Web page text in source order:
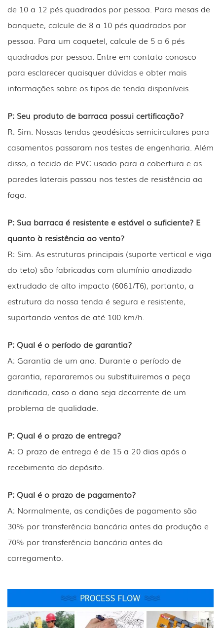
de 10 a 12 pés quadrados por pessoa. Para mesas de
banquete, calcule de 8 a 10 pés quadrados por
pessoa. Para um coquetel, calcule de 5 a 6 pés
quadrados por pessoa. Entre em contato conosco
para esclarecer quaisquer dúvidas e obter mais
informações sobre os tipos de tenda disponíveis.
P: Seu produto de barraca possui certificação?
R: Sim. Nossas tendas geodésicas semicirculares para
casamentos passaram nos testes de engenharia. Além
disso, o tecido de PVC usado para a cobertura e as
paredes laterais passou nos testes de resistência ao
fogo.
P: Sua barraca é resistente e estável o suficiente? E
quanto à resistência ao vento?
R: Sim. As estruturas principais (suporte vertical e viga
do teto) são fabricadas com alumínio anodizado
extrudado de alto impacto (6061/T6), portanto, a
estrutura da nossa tenda é segura e resistente,
suportando ventos de até 100 km/h.
P: Qual é o período de garantia?
A: Garantia de um ano. Durante o período de
garantia, repararemos ou substituiremos a peça
danificada, caso o dano seja decorrente de um
problema de qualidade.
P: Qual é o prazo de entrega?
A: O prazo de entrega é de 15 a 20 dias após o
recebimento do depósito.
P: Qual é o prazo de pagamento?
A: Normalmente, as condições de pagamento são
30% por transferência bancária antes da produção e
70% por transferência bancária antes do
carregamento.